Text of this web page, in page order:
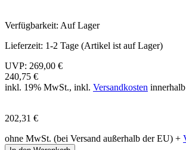
Verfügbarkeit: Auf Lager
Lieferzeit: 1-2 Tage (Artikel ist auf Lager)
UVP: 269,00 €
240,75 €
inkl. 19% MwSt., inkl. Versandkosten
202,31 €
ohne MwSt. (bei Versand außerhalb der EU) +